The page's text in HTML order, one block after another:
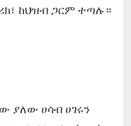
ከህዝብ ጋርም ተጣሉ።
ያለው ሀሳብ ሀገሩን